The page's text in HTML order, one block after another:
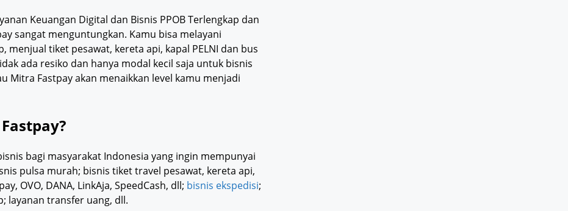
Keuangan Digital dan Bisnis PPOB Terlengkap dan
sangat menguntungkan. Kamu bisa melayani
tiket pesawat, kereta api, kapal PELNI dan bus
ada resiko dan hanya modal kecil saja untuk bisnis
Mitra Fastpay akan menaikkan level kamu menjadi
bagi masyarakat Indonesia yang ingin mempunyai
pulsa murah; bisnis tiket travel pesawat, kereta api,
OVO, DANA, LinkAja, SpeedCash, dll; bisnis ekspedisi;
layanan transfer uang, dll.